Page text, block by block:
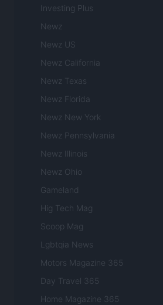
Investing Plus
Newz
Newz US
Newz California
Newz Texas
Newz Florida
Newz New York
Newz Pennsylvania
Newz Illinois
Newz Ohio
Gameland
Hig Tech Mag
Scoop Mag
Lgbtqia News
Motors Magazine 365
Day Travel 365
Home Magazine 365